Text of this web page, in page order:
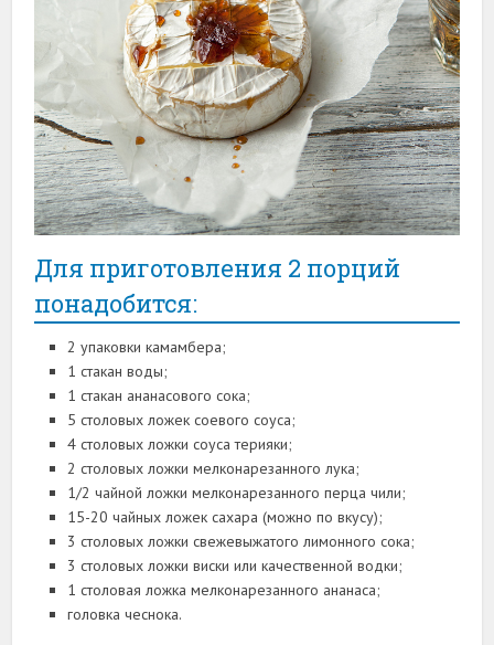
Для приготовления 2 порций
понадобится:
2 упаковки камамбера;
1 стакан воды;
1 стакан ананасового сока;
5 столовых ложек соевого соуса;
4 столовых ложки соуса терияки;
2 столовых ложки мелконарезанного лука;
1/2 чайной ложки мелконарезанного перца чили;
15-20 чайных ложек сахара (можно по вкусу);
3 столовых ложки свежевыжатого лимонного сока;
3 столовых ложки виски или качественной водки;
1 столовая ложка мелконарезанного ананаса;
головка чеснока.